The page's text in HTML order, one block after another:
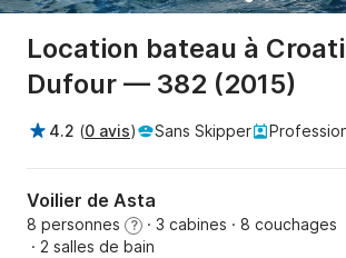
Location bateau à
Dufour — 382 (2015)
4.2 (0 avis) Sans Skipper
Voilier de Asta
8 personnes ? · 3 cabines · 8 couchages
· 2 salles de bain